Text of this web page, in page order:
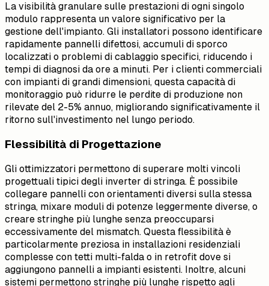
La visibilità granulare sulle prestazioni di ogni singolo
modulo rappresenta un valore significativo per la
gestione dell'impianto. Gli installatori possono identificare
rapidamente pannelli difettosi, accumuli di sporco
localizzati o problemi di cablaggio specifici, riducendo i
tempi di diagnosi da ore a minuti. Per i clienti commerciali
con impianti di grandi dimensioni, questa capacità di
monitoraggio può ridurre le perdite di produzione non
rilevate del 2-5% annuo, migliorando significativamente il
ritorno sull'investimento nel lungo periodo.
Flessibilità di Progettazione
Gli ottimizzatori permettono di superare molti vincoli
progettuali tipici degli inverter di stringa. È possibile
collegare pannelli con orientamenti diversi sulla stessa
stringa, mixare moduli di potenze leggermente diverse, o
creare stringhe più lunghe senza preoccuparsi
eccessivamente del mismatch. Questa flessibilità è
particolarmente preziosa in installazioni residenziali
complesse con tetti multi-falda o in retrofit dove si
aggiungono pannelli a impianti esistenti. Inoltre, alcuni
sistemi permettono stringhe più lunghe rispetto agli